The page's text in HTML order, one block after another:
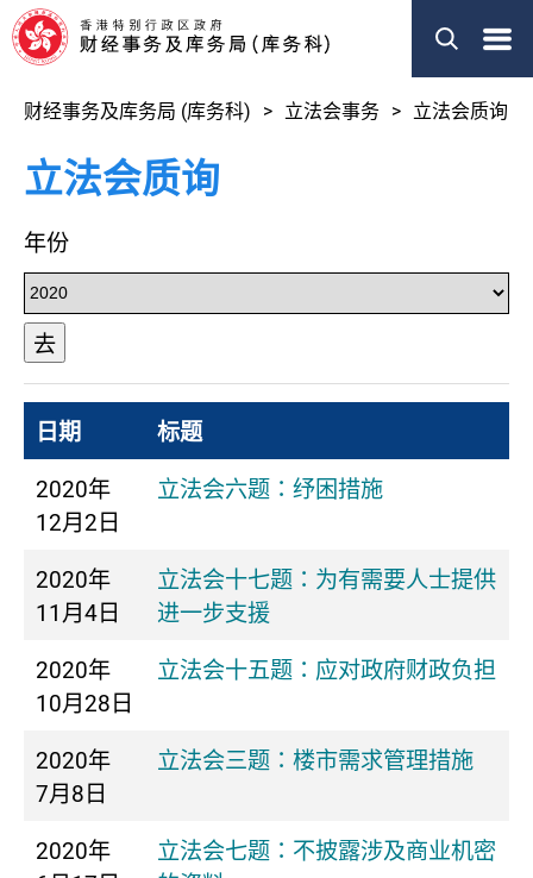
菜
财经事务及库务局 (库务科) 立法会事务 立法会质询
立法会质询
年份
去
日期 标题
2020年
12月2日
立法会六题：纾困措施
2020年
11月4日
立法会十七题：为有需要人士提供
进一步支援
2020年
10月28日
立法会十五题：应对政府财政负担
2020年
7月8日
立法会三题：楼市需求管理措施
2020年
立法会七题：不披露涉及商业机密